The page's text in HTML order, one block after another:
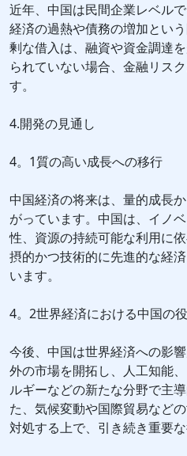
近年、中国は民間企業レベル
経済の過熱や債務の増加とい
剰な借入は、融資や資金調達
られていない場合、金融リス
す。
4.開発の見通し
4。1質の高い成長への移行
中国経済の将来は、量的成長
がっています。中国は、イノ
性、資源の持続可能な利用に
摂的かつ技術的に先進的な経
います。
4。2世界経済における中国の
今後、中国は世界経済への影
外の市場を開拓し、人工知能
ルギーなどの新たな分野で主
た、気候変動や国際貿易など
対処する上で、引き続き重要